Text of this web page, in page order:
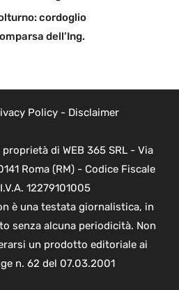
cordoglio
dell’Ing.
Policy- Disclaimer
di WEB 365 SRL - Via
Roma (RM) - Codice Fiscale
12279101005
è una testata giornalistica, in
senza alcuna periodicità. Non
un prodotto editoriale ai
n. 62 del 07.03.2001